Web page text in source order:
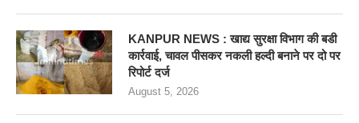
KANPUR NEWS : खाद्य सुरक्षा विभाग की बडी
कार्रवाई, चावल पीसकर नकली हल्दी बनाने पर दो पर
रिपोर्ट दर्ज
August 5, 2026